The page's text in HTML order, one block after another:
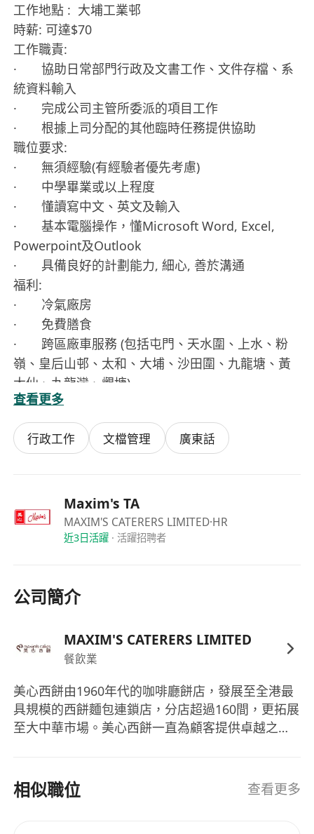
工作地點 : 大埔工業邨
時薪: 可達$70
工作職責:
· 協助日常部門行政及文書工作、文件存檔、系
統資料輸入
· 完成公司主管所委派的項目工作
· 根據上司分配的其他臨時任務提供協助
職位要求:
· 無須經驗(有經驗者優先考慮)
· 中學畢業或以上程度
· 懂讀寫中文、英文及輸入
· 基本電腦操作，懂Microsoft Word, Excel,
Powerpoint及Outlook
· 具備良好的計劃能力, 細心, 善於溝通
福利:
· 冷氣廠房
· 免費膳食
· 跨區廠車服務 (包括屯門、天水圍、上水、粉
嶺、皇后山邨、太和、大埔、沙田圍、九龍塘、黃
大仙、九龍灣、觀塘)
===================================
申請方法︰
親臨廠房面試
17:00 *午膳時間: 12:30-13:30*
有意應徵者，歡迎致電/WhatsApp/WeChat至
******** /*********查詢
查看更多
行政工作 文檔管理 廣東話
Maxim's TA
MAXIM'S CATERERS LIMITED·HR
近3日活躍· 活躍招聘者
公司簡介
MAXIM'S CATERERS LIMITED
餐飲業
美心西餅由1960年代的咖啡廳餅店，發展至全港最
具規模的西餅麵包連鎖店，分店超過160間，更拓展
至大中華市場。美心西餅一直為顧客提供卓越之品
相似職位 查看更多